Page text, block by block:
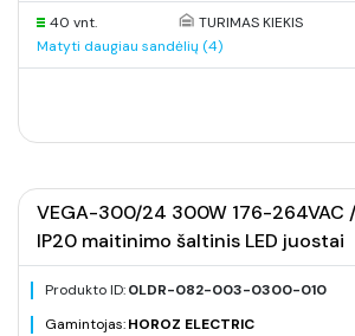
40 vnt.
TURIMAS KIEKIS
Matyti daugiau sandėlių (4)
VEGA-300/24 300W 176-264VAC
IP20 maitinimo šaltinis LED juostai
Produkto ID:0LDR-082-003-0300-010
Gamintojas:HOROZ ELECTRIC